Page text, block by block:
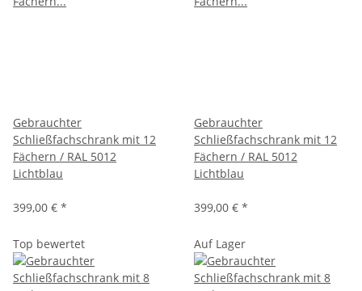
Gebrauchter
Schließfachschrank mit 12
Fächern / RAL 5012
Lichtblau
399,00 € *
Gebrauchter
Schließfachschrank mit 12
Fächern / RAL 5012
Lichtblau
399,00 € *
Top bewertet Auf Lager